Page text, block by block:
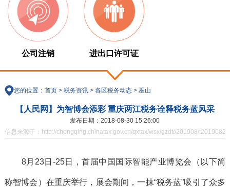
公司注销 进出口许可证
您的位置： 首页> 税务资讯> 各区税务动态> 巫山
【人民网】为智博会添彩 重庆两江税务诠释税务蓝风采
发布日期：2018-08-30 15:26:00
信息来源于：http://chongqing.chinatax.gov.cn/qxtax/wsx/gzdt//201908/
8月23日-25日，首届中国国际智能产业博览会（以下简
称智博会）在重庆举行，展会期间，一抹“税务蓝”吸引了众多